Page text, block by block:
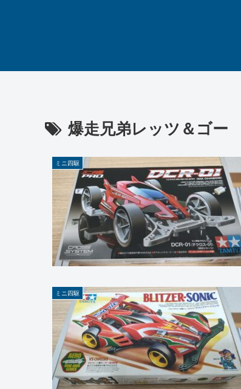
爆走兄弟レッツ＆ゴー
ミニ四駆
ミニ四駆